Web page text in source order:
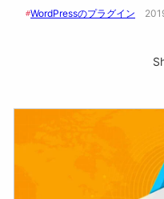
#WordPressのプラグイン